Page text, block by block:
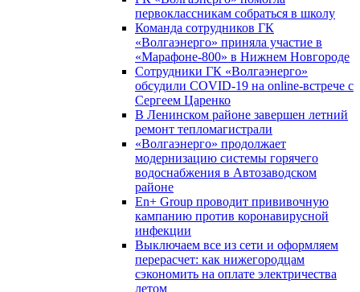
первоклассникам собраться в школу
Команда сотрудников ГК
«Волгаэнерго» приняла участие в
«Марафоне-800» в Нижнем Новгороде
Сотрудники ГК «Волгаэнерго»
обсудили COVID-19 на online-встрече с
Сергеем Царенко
В Ленинском районе завершен летний
ремонт тепломагистрали
«Волгаэнерго» продолжает
модернизацию системы горячего
водоснабжения в Автозаводском
районе
En+ Group проводит прививочную
кампанию против коронавирусной
инфекции
Выключаем все из сети и оформляем
перерасчет: как нижегородцам
сэкономить на оплате электричества
летом